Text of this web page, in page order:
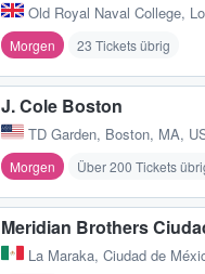
Old Royal Naval College,
Morgen 23 Tickets übrig
J. Cole Boston
TD Garden, Boston, MA,
Morgen Über 200 Tickets
Meridian Brothers
La Maraka, Ciudad de